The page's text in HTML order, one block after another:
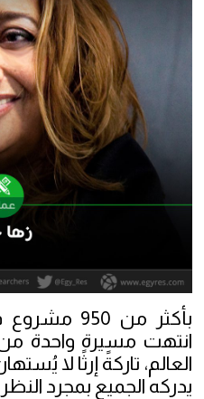
انتهت مسيرة واحدة
العالم، تاركةً إرثًا لا
يدركه الجميع بمجرد النظر